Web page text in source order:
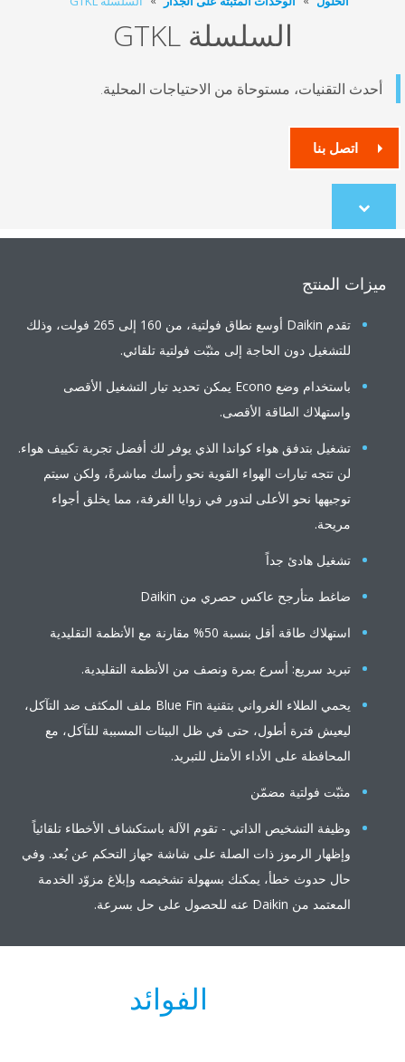
السلسلة GTKL
التقنيات، مستوحاة من الاحتياجات المحلية.
اتصل بنا
Scroll
to
المنتج
تقدم Daikin أوسع نطاق فولتية، من 160 إلى 265 فولت، وذلك
للتشغيل دون الحاجة إلى مثبّت فولتية تلقائي.
باستخدام وضع Econo يمكن تحديد تيار التشغيل الأقصى
واستهلاك الطاقة الأقصى.
تشغيل بتدفق هواء كواندا الذي يوفر لك أفضل تجربة تكييف هواء.
لن تتجه تيارات الهواء القوية نحو رأسك مباشرةً، ولكن سيتم
توجيهها نحو الأعلى لتدور في زوايا الغرفة، مما يخلق أجواء
مريحة.
تشغيل هادئ جداً
ضاغط متأرجح عاكس حصري من Daikin
استهلاك طاقة أقل بنسبة 50% مقارنة مع الأنظمة التقليدية
تبريد سريع: أسرع بمرة ونصف من الأنظمة التقليدية.
يحمي الطلاء الغرواني بتقنية Blue Fin ملف المكثف ضد التآكل،
ليعيش فترة أطول، حتى في ظل البيئات المسببة للتآكل، مع
المحافظة على الأداء الأمثل للتبريد.
مثبّت فولتية مضمّن
وظيفة التشخيص الذاتي - تقوم الآلة باستكشاف الأخطاء تلقائياً
وإظهار الرموز ذات الصلة على شاشة جهاز التحكم عن بُعد. وفي
حال حدوث خطأ، يمكنك بسهولة تشخيصه وإبلاغ مزوّد الخدمة
المعتمد من Daikin عنه للحصول على حل بسرعة.
الفوائد